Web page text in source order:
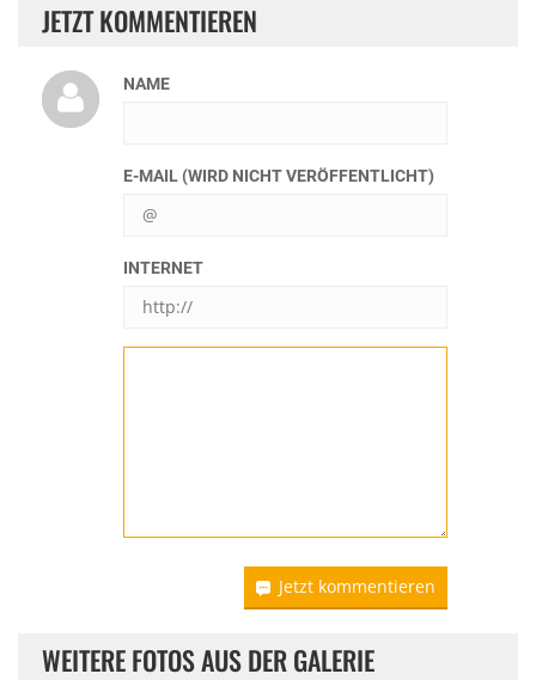
JETZT KOMMENTIEREN
NAME
E-MAIL (WIRD NICHT VERÖFFENTLICHT)
INTERNET
Jetzt kommentieren
WEITERE FOTOS AUS DER GALERIE